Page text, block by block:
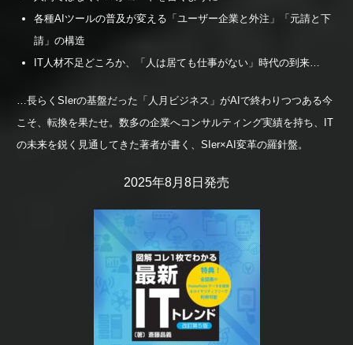
各種AIツールの普及が変える「ユーザー企業と外注」「元請と下
請」の構造
IT人材不足どころか、「人は居ても仕事がない」時代の到来…
…長らくSIerの基盤だった「人月ビジネス」がAIで終わりつつある今
こそ、転換を果たせ。数多の企業へコンサルティング実績を持ち、IT
の未来を鋭く見通してきた著者が書く、SIer×AI変革の羅針盤。
2025年8月8日発売